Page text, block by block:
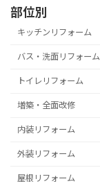
部位別
キッチンリフォーム
バス・洗面リフォーム
トイレリフォーム
増築・全面改修
内装リフォーム
外装リフォーム
屋根リフォーム